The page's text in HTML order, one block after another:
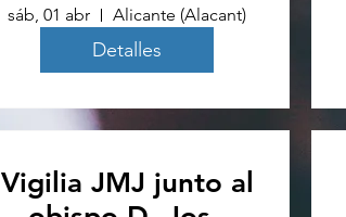
sáb, 01 abr Alicante (Alacant)
Detalles
Vigilia JMJ junto al